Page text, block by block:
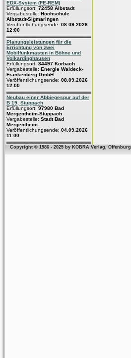
EDX-System (FE-REM)
Erfüllungsort: 72458 Albstadt
Vergabestelle: Hochschule
Albstadt-Sigmaringen
Veröffentlichungsende: 08.09.2026
12:00
Planungsleistungen für die
Errichtung von zwei
Mobilfunkmasten in Böhne und
Volkardinghausen
Erfüllungsort: 34497 Korbach
Vergabestelle: Energie Waldeck-
Frankenberg GmbH
Veröffentlichungsende: 08.09.2026
12:00
Neubau einer Abbiegespur auf der
B 19, Stuppach
Erfüllungsort: 97980 Bad
Mergentheim-Stuppach
Vergabestelle: Stadt Bad
Mergentheim
Veröffentlichungsende: 04.09.2026
11:00
Copyright © 1986 - 2025 by KOBRA Verlag, Offenburg